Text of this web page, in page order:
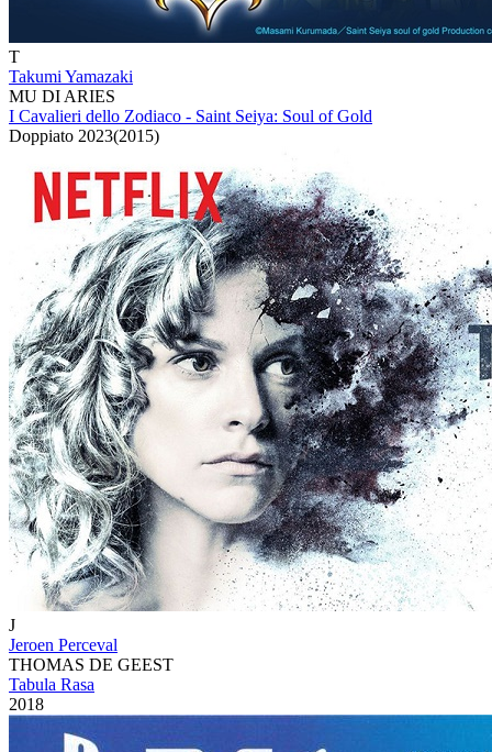
T
Takumi Yamazaki
MU DI ARIES
I Cavalieri dello Zodiaco - Saint Seiya: Soul of Gold
Doppiato 2023(2015)
J
Jeroen Perceval
THOMAS DE GEEST
Tabula Rasa
2018